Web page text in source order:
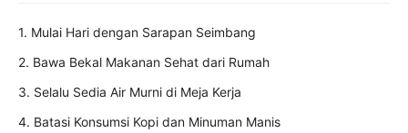
1. Mulai Hari dengan Sarapan Seimbang
2. Bawa Bekal Makanan Sehat dari Rumah
3. Selalu Sedia Air Murni di Meja Kerja
4. Batasi Konsumsi Kopi dan Minuman Manis